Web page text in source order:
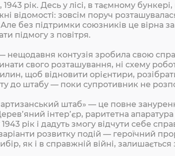
1943 рік. Десь у лісі, в таємному
відомості: зовсім поруч
без підтримки союзників це вірна
підмогу з повітря.
контузія зробила свою
свого розташування, ні схему
щоб відновити орієнтири,
до штабу — поки супротивник не
штаб» — це повне
інтер’єр, раритетна
1943 рік і дадуть змогу відчути себе
розвитку подій — героїчний
як і в справжній війні, залишається